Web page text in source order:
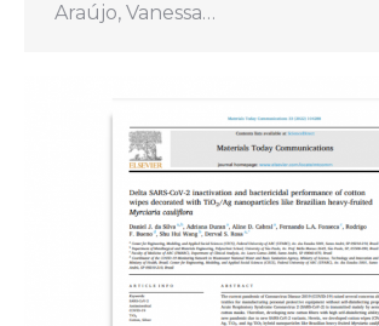
Araújo, Vanessa…